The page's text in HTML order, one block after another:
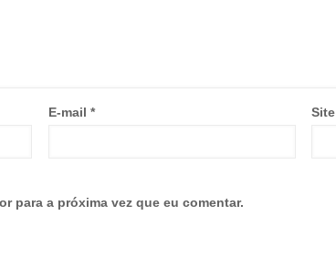
E-mail * Site
para a próxima vez que eu comentar.